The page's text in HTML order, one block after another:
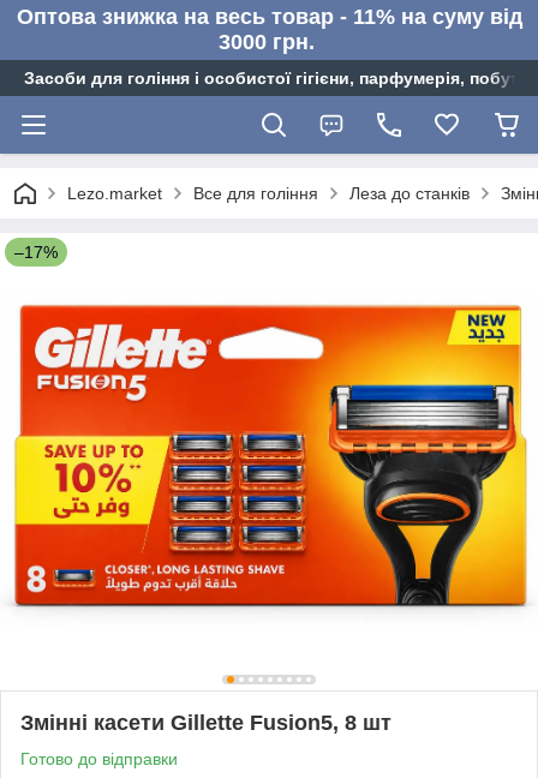
Оптова знижка на весь товар - 11% на суму від
3000 грн.
Засоби для гоління і особистої гігієни, парфумерія,
Lezo.market Все для гоління Леза до станків
–17%
Змінні касети Gillette Fusion5, 8 шт
Готово до відправки